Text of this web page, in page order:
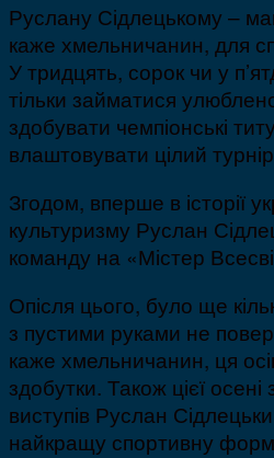
Руслану Сідлецькому –
каже хмельничанин, для
У тридцять, сорок чи у
тільки займатися
здобувати чемпіонські
влаштовувати цілий
Згодом, вперше в історії
культуризму Руслан
команду на «Містер
Опісля цього, було ще
з пустими руками не
каже хмельничанин, ця
здобутки. Також цієї осені
виступів Руслан
найкращу спортивну